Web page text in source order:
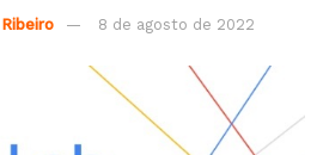
8 de agosto de 2022